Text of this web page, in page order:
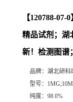
【120788-
精品试剂；湖
新！检测图谱
品牌： 湖北研科
型号：
纯度： 98.0%